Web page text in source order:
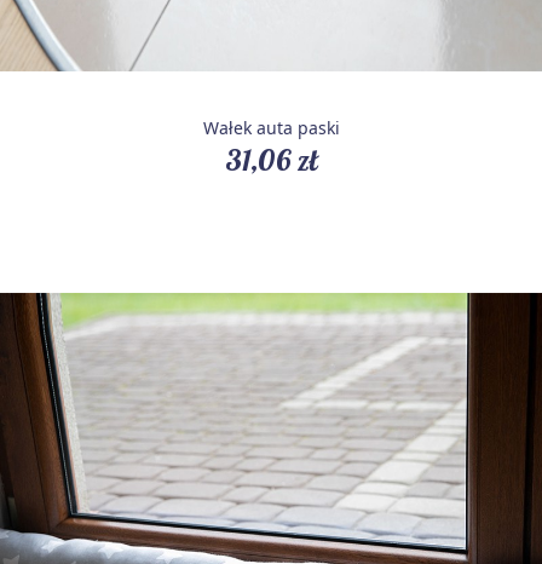
Wałek auta paski
31,06 zł